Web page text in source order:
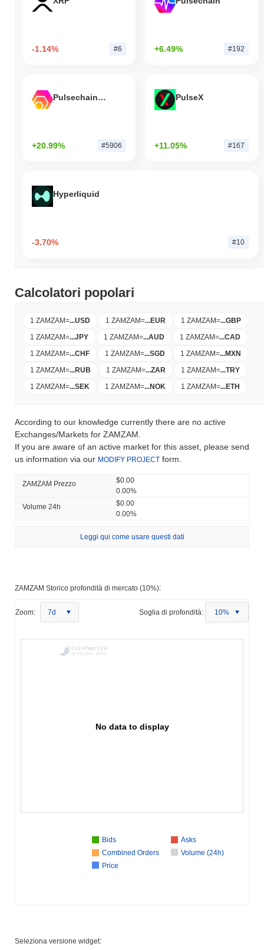
-1.14% #6 +6.49% #192
Pulsechain Bridged HEX (Pulsechain)
+20.99% #5906
PulseX
+11.05% #167
Hyperliquid
-3.70% #10
Calcolatori popolari
1 ZAMZAM=...USD 1 ZAMZAM=...EUR 1 ZAMZAM=...GBP
1 ZAMZAM=...JPY 1 ZAMZAM=...AUD 1 ZAMZAM=...CAD
1 ZAMZAM=...CHF 1 ZAMZAM=...SGD 1 ZAMZAM=...MXN
1 ZAMZAM=...RUB 1 ZAMZAM=...ZAR 1 ZAMZAM=...TRY
1 ZAMZAM=...SEK 1 ZAMZAM=...NOK 1 ZAMZAM=...ETH
According to our knowledge currently there are no active
Exchanges/Markets for ZAMZAM.
If you are aware of an active market for this asset, please send
us information via our MODIFY PROJECT form.
ZAMZAM Prezzo
$0.00
0.00%
Volume 24h
$0.00
0.00%
Leggi qui come usare questi dati
ZAMZAM Storico profondità di mercato (10%):
Zoom: 7d Soglia di profondità: 10%
No data to display
Bids
Asks
Combined Orders
Volume (24h)
Price
Seleziona versione widget: